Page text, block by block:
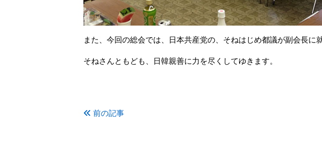
また、今回の総会では、日本共産党の、そねはじめ都議が副会長に
そねさんともども、日韓親善に力を尽くしてゆきます。
前の記事